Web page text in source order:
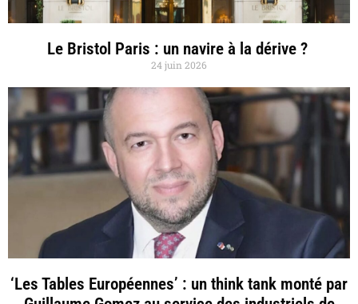
Le Bristol Paris : un navire à la dérive ?
24 juin 2026
‘Les Tables Européennes’ : un think tank monté par